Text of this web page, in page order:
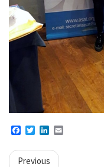
Facebook
TwitterLinkedIn
Previous